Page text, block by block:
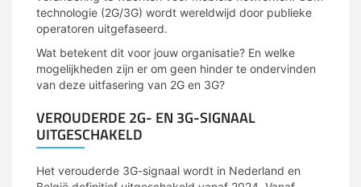
technologie (2G/3G) wordt wereldwijd door publieke
operatoren uitgefaseerd.
Wat betekent dit voor jouw organisatie? En welke
mogelijkheden zijn er om geen hinder te ondervinden
van deze uitfasering van 2G en 3G?
VEROUDERDE 2G- EN 3G-SIGNAAL
UITGESCHAKELD
Het verouderde 3G-signaal wordt in Nederland en